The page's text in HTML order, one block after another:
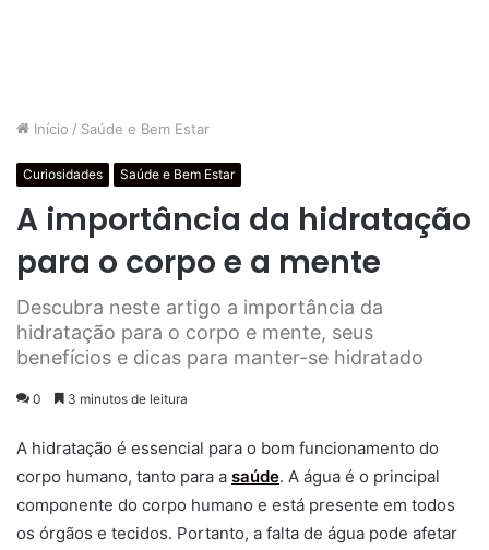
Início / Saúde e Bem Estar
Curiosidades Saúde e Bem Estar
A importância da hidratação
para o corpo e a mente
Descubra neste artigo a importância da
hidratação para o corpo e mente, seus
benefícios e dicas para manter-se hidratado
0 3 minutos de leitura
A hidratação é essencial para o bom funcionamento do
corpo humano, tanto para a saúde. A água é o principal
componente do corpo humano e está presente em todos
os órgãos e tecidos. Portanto, a falta de água pode afetar